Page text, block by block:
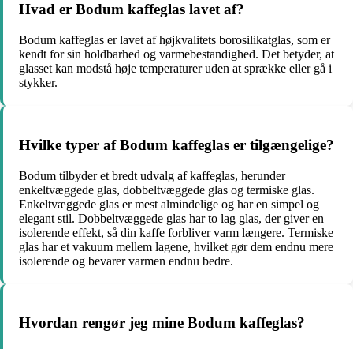
Hvad er Bodum kaffeglas lavet af?
Bodum kaffeglas er lavet af højkvalitets borosilikatglas, som er
kendt for sin holdbarhed og varmebestandighed. Det betyder, at
glasset kan modstå høje temperaturer uden at sprække eller gå i
stykker.
Hvilke typer af Bodum kaffeglas er tilgængelige?
Bodum tilbyder et bredt udvalg af kaffeglas, herunder
enkeltvæggede glas, dobbeltvæggede glas og termiske glas.
Enkeltvæggede glas er mest almindelige og har en simpel og
elegant stil. Dobbeltvæggede glas har to lag glas, der giver en
isolerende effekt, så din kaffe forbliver varm længere. Termiske
glas har et vakuum mellem lagene, hvilket gør dem endnu mere
isolerende og bevarer varmen endnu bedre.
Hvordan rengør jeg mine Bodum kaffeglas?